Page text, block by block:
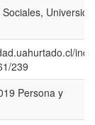
239
Persona y